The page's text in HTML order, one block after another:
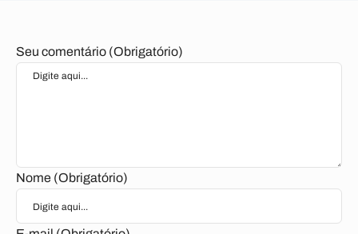
Seu comentário (Obrigatório)
Nome (Obrigatório)